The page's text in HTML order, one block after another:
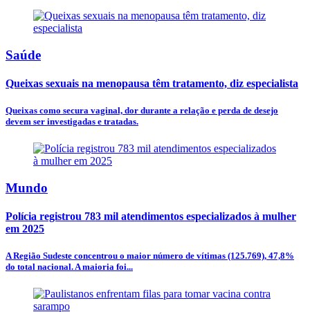
Saúde
Queixas sexuais na menopausa têm tratamento, diz especialista
Queixas como secura vaginal, dor durante a relação e perda de desejo
devem ser investigadas e tratadas.
Mundo
Polícia registrou 783 mil atendimentos especializados à mulher
em 2025
A Região Sudeste concentrou o maior número de vítimas (125.769), 47,8%
do total nacional. A maioria foi...